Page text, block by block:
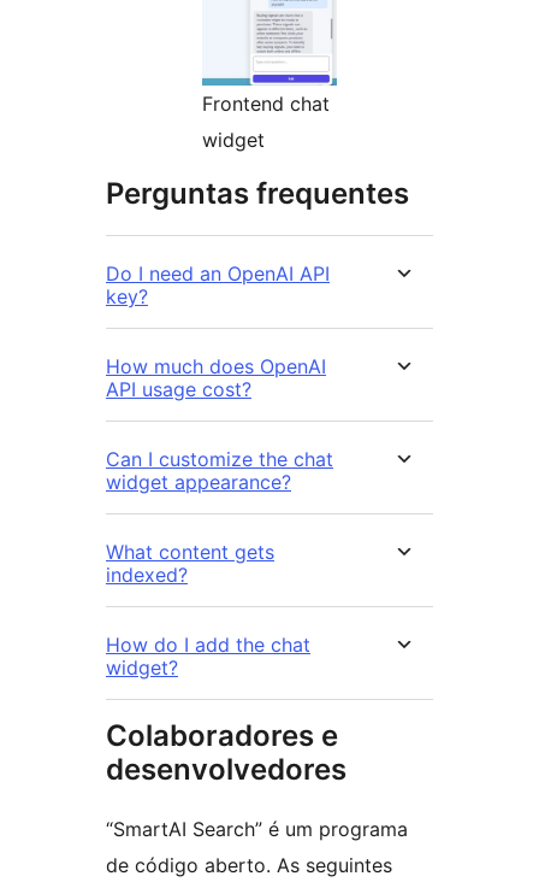
Frontend chat
widget
Perguntas frequentes
Do I need an OpenAI API
key?
How much does OpenAI
API usage cost?
Can I customize the chat
widget appearance?
What content gets
indexed?
How do I add the chat
widget?
Colaboradores e
desenvolvedores
“SmartAI Search” é um programa
de código aberto. As seguintes